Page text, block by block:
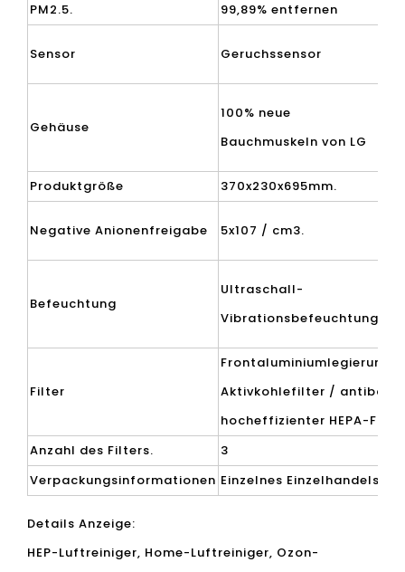
PM2.5. 99,89% entfernen
Sensor Geruchssensor
Gehäuse
100% neue
Bauchmuskeln von LG
Produktgröße 370x230x695mm.
Negative Anionenfreigabe 5x107 / cm3.
Befeuchtung
Ultraschall-
Vibrationsbefeuchtung.
Filter
Aktivkohlefilter /
hocheffizienter HEPA-Filter
Anzahl des Filters.
3
Verpackungsinformationen Einzelnes
Details Anzeige:
HEP-Luftreiniger, Home-Luftreiniger, Ozon-